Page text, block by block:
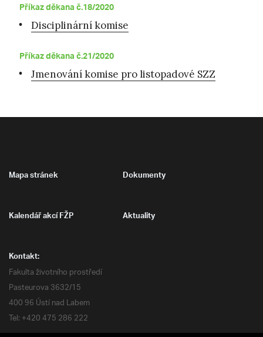
Příkaz děkana č.18/2020
Disciplinární komise
Příkaz děkana č.21/2020
Jmenování komise pro listopadové SZZ
Mapa stránek Dokumenty
Kalendář akcí FŽP Aktuality
Kontakt:
Fakulta životního prostředí
Pasteurova 3632/15
400 96 Ústí nad Labem
Tel: +420 475 286 222